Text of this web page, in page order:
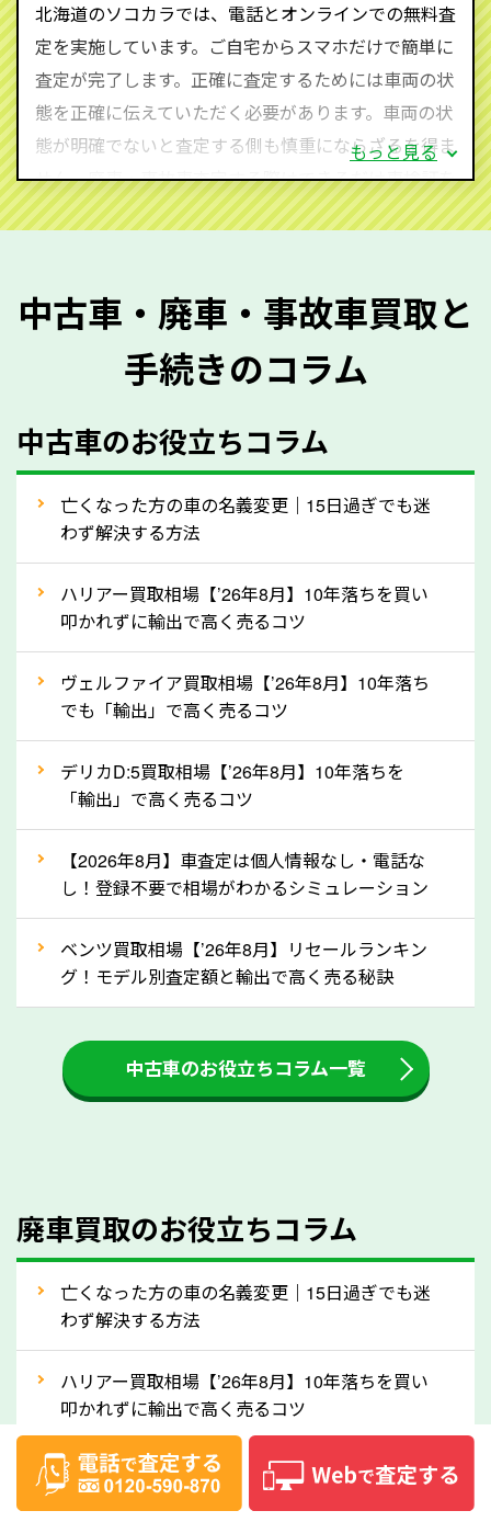
590-870）までお問い合わせ下さい。
査定・ご相談・見積もりはすべて無料で行います。安
心してお問い合わせください。
北海道のソコカラでは、電話とオンラインでの無料査
定を実施しています。ご自宅からスマホだけで簡単に
査定が完了します。正確に査定するためには車両の状
態を正確に伝えていただく必要があります。車両の状
態が明確でないと査定する側も慎重にならざるを得ま
せん。廃車・事故車査定する際はできるだけ車検証を
ご準備ください。車検証があることで車両状態や年式
質問させていただく内容は以下の通りとなります。
メーカー／車種
型式／グレード
走行距離（例：約〇万キロ）
車検の満了日
内装や外装の状態
定を行い高価買取価格をつけやすくなります。
ってきます！
自動車税の還付金は、先に年払いしていた自動車税が
月割りで返還されるものです。ですから、自動車税の
還付金は早めに売却するほど多く還付されます。不要
な車は早めに廃車手続きをしたほうが良いでしょう。
③自動車税の還付金の扱いについて確認し
ましょう！
車を廃車にすると、自動車税の還付金を受け取ること
ができる場合があります。廃車買取業者の中には、還
付金をお客様に返還しない業者もあります。廃車査定
をする際には、自動車税の還付金の返還があるかどう
かを確認するようにしてください。北海道のソコカラ
人気の車種は廃車の状態でも、高価買取が可能です。
産車は高く買取が可能です。「廃車＝買取できない」
なら廃車の車も適正価格で買取できます。他社で買取
拒否となった車も価格がつく可能性があるので、諦め
ずに北海道の「ソコカラ」にご相談ください。古い車
でも高価買取が可能なケースは珍しくないため、まず
はWebで簡単にできる無料査定をお試しください。
もっと見る
中古車・廃車・事故車買取と
手続きのコラム
中古車のお役立ちコラム
亡くなった方の車の名義変更｜15日過ぎでも迷
わず解決する方法
ハリアー買取相場【’26年8月】10年落ちを買い
叩かれずに輸出で高く売るコツ
ヴェルファイア買取相場【’26年8月】10年落ち
でも「輸出」で高く売るコツ
デリカD:5買取相場【’26年8月】10年落ちを
「輸出」で高く売るコツ
【2026年8月】車査定は個人情報なし・電話な
し！登録不要で相場がわかるシミュレーション
ベンツ買取相場【’26年8月】リセールランキン
グ！モデル別査定額と輸出で高く売る秘訣
中古車のお役立ちコラム一覧
廃車買取のお役立ちコラム
亡くなった方の車の名義変更｜15日過ぎでも迷
わず解決する方法
ハリアー買取相場【’26年8月】10年落ちを買い
叩かれずに輸出で高く売るコツ
ヴェルファイア買取相場【’26年8月】10年落ち
でも「輸出」で高く売るコツ